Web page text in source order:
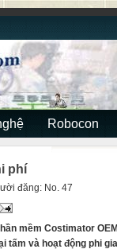
Robocon
phí
đăng: No. 47
mềm Costimator
tấm và hoạt động phi